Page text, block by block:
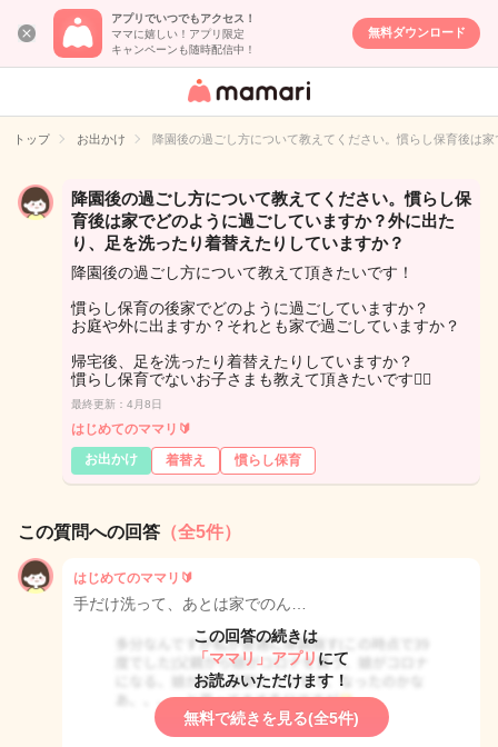
アプリでいつでもアクセス！
ママに嬉しい！アプリ限定
キャンペーンも随時配信中！
無料ダウンロード
女性専用匿名QA
イト
トップ お出かけ 降園後の過ごし方について教えてください。慣らし保育後は
降園後の過ごし方について教えてください。慣らし保
育後は家でどのように過ごしていますか？外に出た
り、足を洗ったり着替えたりしていますか？
降園後の過ごし方について教えて頂きたいです！
慣らし保育の後家でどのように過ごしていますか？
お庭や外に出ますか？それとも家で過ごしていますか？
帰宅後、足を洗ったり着替えたりしていますか？
慣らし保育でないお子さまも教えて頂きたいです🙇‍♀️
最終更新：4月8日
はじめてのママリ🔰
お出かけ
着替え 慣らし保育
この質問への回答 （全5件）
はじめてのママリ🔰
手だけ洗って、あとは家でのん…
この回答の続きは
「ママリ」アプリ にて
お読みいただけます！
無料で続きを見る(全5件)